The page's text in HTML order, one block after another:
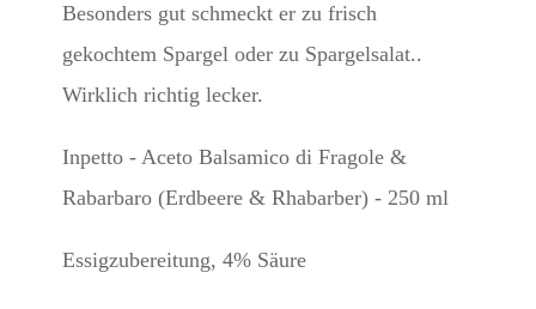
Besonders gut schmeckt er zu frisch
gekochtem Spargel oder zu Spargelsalat..
Wirklich richtig lecker.
Inpetto - Aceto Balsamico di Fragole &
Rabarbaro (Erdbeere & Rhabarber) - 250 ml
Essigzubereitung, 4% Säure